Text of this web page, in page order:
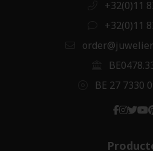
+32(0)11
+32(0)11
BE 27 7330